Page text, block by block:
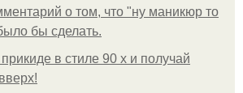
о том, что "ну маникюр то
бы сделать.
в стиле 90 х и получай